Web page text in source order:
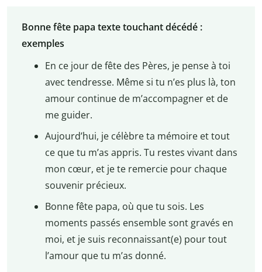
Bonne fête papa texte touchant décédé :
exemples
En ce jour de fête des Pères, je pense à toi
avec tendresse. Même si tu n’es plus là, ton
amour continue de m’accompagner et de
me guider.
Aujourd’hui, je célèbre ta mémoire et tout
ce que tu m’as appris. Tu restes vivant dans
mon cœur, et je te remercie pour chaque
souvenir précieux.
Bonne fête papa, où que tu sois. Les
moments passés ensemble sont gravés en
moi, et je suis reconnaissant(e) pour tout
l’amour que tu m’as donné.